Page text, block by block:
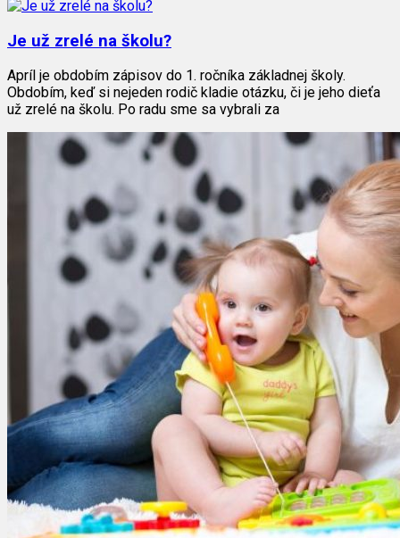
Je už zrelé na školu?
Apríl je obdobím zápisov do 1. ročníka základnej školy.
Obdobím, keď si nejeden rodič kladie otázku, či je jeho dieťa
už zrelé na školu. Po radu sme sa vybrali za